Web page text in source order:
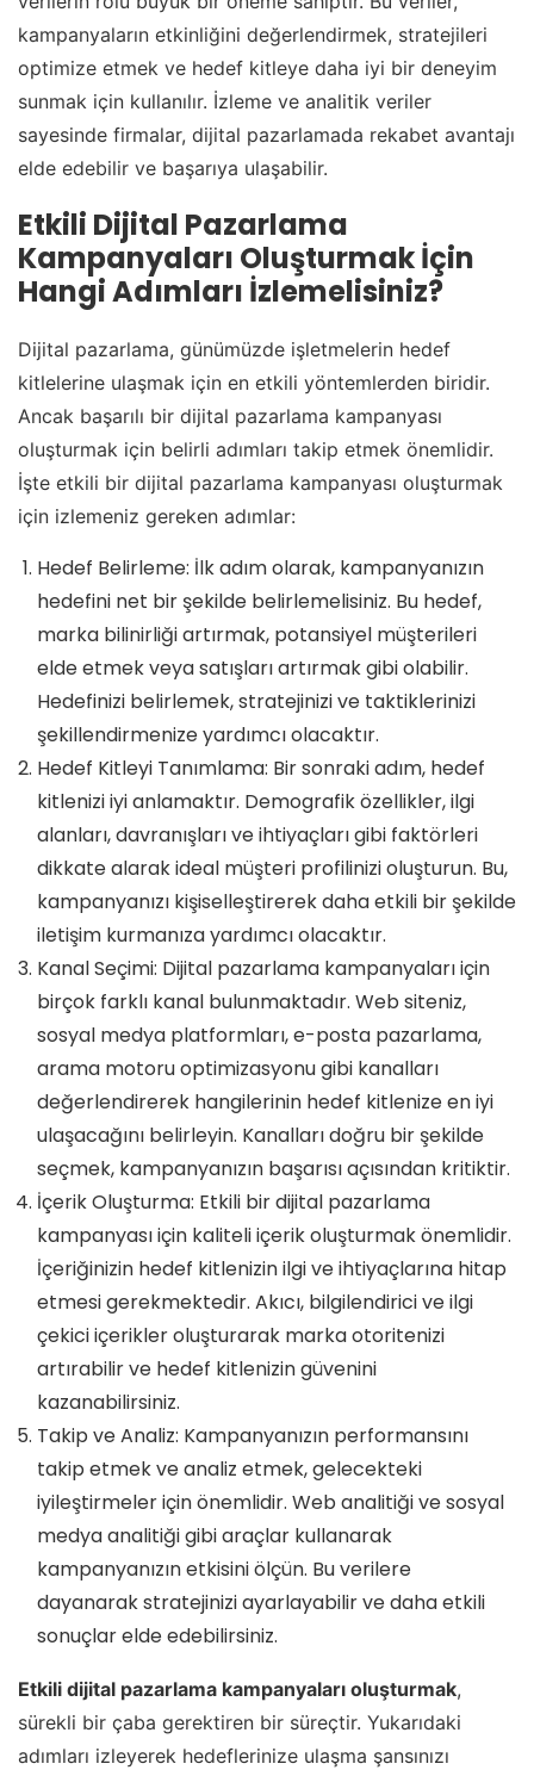
kampanyaların etkinliğini değerlendirmek, stratejileri
optimize etmek ve hedef kitleye daha iyi bir deneyim
sunmak için kullanılır. İzleme ve analitik veriler
sayesinde firmalar, dijital pazarlamada rekabet avantajı
elde edebilir ve başarıya ulaşabilir.
Etkili Dijital Pazarlama
Kampanyaları Oluşturmak İçin
Hangi Adımları İzlemelisiniz?
Dijital pazarlama, günümüzde işletmelerin hedef
kitlelerine ulaşmak için en etkili yöntemlerden biridir.
Ancak başarılı bir dijital pazarlama kampanyası
oluşturmak için belirli adımları takip etmek önemlidir.
İşte etkili bir dijital pazarlama kampanyası oluşturmak
için izlemeniz gereken adımlar:
Hedef Belirleme: İlk adım olarak, kampanyanızın
hedefini net bir şekilde belirlemelisiniz. Bu hedef,
marka bilinirliği artırmak, potansiyel müşterileri
elde etmek veya satışları artırmak gibi olabilir.
Hedefinizi belirlemek, stratejinizi ve taktiklerinizi
şekillendirmenize yardımcı olacaktır.
Hedef Kitleyi Tanımlama: Bir sonraki adım, hedef
kitlenizi iyi anlamaktır. Demografik özellikler, ilgi
alanları, davranışları ve ihtiyaçları gibi faktörleri
dikkate alarak ideal müşteri profilinizi oluşturun. Bu,
kampanyanızı kişiselleştirerek daha etkili bir şekilde
iletişim kurmanıza yardımcı olacaktır.
Kanal Seçimi: Dijital pazarlama kampanyaları için
birçok farklı kanal bulunmaktadır. Web siteniz,
sosyal medya platformları, e-posta pazarlama,
arama motoru optimizasyonu gibi kanalları
değerlendirerek hangilerinin hedef kitlenize en iyi
ulaşacağını belirleyin. Kanalları doğru bir şekilde
seçmek, kampanyanızın başarısı açısından kritiktir.
İçerik Oluşturma: Etkili bir dijital pazarlama
kampanyası için kaliteli içerik oluşturmak önemlidir.
İçeriğinizin hedef kitlenizin ilgi ve ihtiyaçlarına hitap
etmesi gerekmektedir. Akıcı, bilgilendirici ve ilgi
çekici içerikler oluşturarak marka otoritenizi
artırabilir ve hedef kitlenizin güvenini
kazanabilirsiniz.
Takip ve Analiz: Kampanyanızın performansını
takip etmek ve analiz etmek, gelecekteki
iyileştirmeler için önemlidir. Web analitiği ve sosyal
medya analitiği gibi araçlar kullanarak
kampanyanızın etkisini ölçün. Bu verilere
dayanarak stratejinizi ayarlayabilir ve daha etkili
sonuçlar elde edebilirsiniz.
Etkili dijital pazarlama kampanyaları oluşturmak,
sürekli bir çaba gerektiren bir süreçtir. Yukarıdaki
adımları izleyerek hedeflerinize ulaşma şansınızı